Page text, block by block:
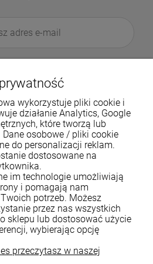
Pomoc
Moje konto
i dostawa
Informacje
wykorzystuje pliki cookie i
działanie Analytics, Google
które tworzą lub
osobowe / pliki cookie
do personalizacji reklam.
dostosowane na
im technologie umożliwiają
i pomagają nam
potrzeb. Możesz
przez nas wszystkich
sklepu lub dostosować użycie
wybierając opcję
przeczytasz w naszej